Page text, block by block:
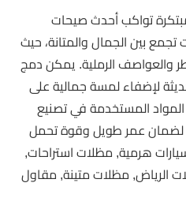
تواكب أحدث صيحات
بين الجمال والمتانة، حيث
والعواصف الرملية. يمكن دمج
لإضفاء لمسة جمالية على
المواد المستخدمة في تصنيع
لضمان عمر طويل وقوة تحمل
هرمية, مظلات استراحات,
الرياض, مظلات متينة, مقاول